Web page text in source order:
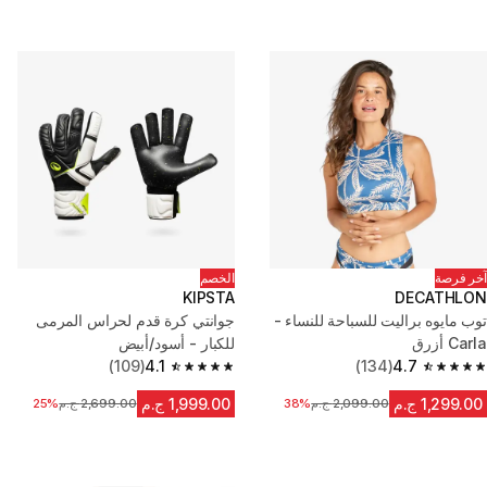
آخر فرصة
DECATHLON
توب مايوه براليت للسباحة للنساء -
Carla أزرق
4.7
4.7 out of 5 stars from 134 reviews
(134)
1,299.00 ج.م السعر قبل التخفيض
2,099.00 ج.م 38%
الخصم
KIPSTA
جوانتي كرة قدم لحراس المرمى
للكبار - أسود/أبيض
4.1
4.1 out of 5 stars from 109 reviews
(109)
1,999.00 ج.م السعر قبل التخفيض
2,699.00 ج.م 25%